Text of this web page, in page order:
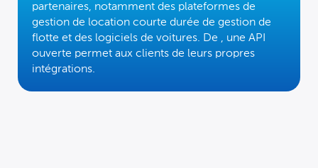
partenaires, notamment des plateformes de
gestion de location courte durée de gestion de
flotte et des logiciels de voitures. De , une API
ouverte permet aux clients de leurs propres
intégrations.